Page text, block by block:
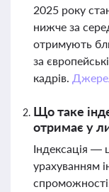
2025 року
нижче за
отримують
за
кадрів.
Що таке
отримає у
Індексація —
урахуванням